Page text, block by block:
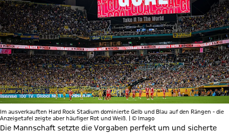
Im ausverkauften Hard Rock Stadium dominierte Gelb und Blau auf den Rängen - die
Anzeigetafel zeigte aber häufiger Rot und Weiß. | © Imago
Die Mannschaft setzte die Vorgaben perfekt um und sicherte